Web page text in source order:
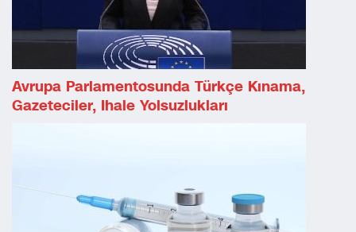
Avrupa Parlamentosunda Türkçe Kınama,
Gazeteciler, Ihale Yolsuzlukları